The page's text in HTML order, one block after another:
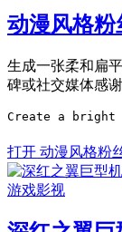
动漫风格粉
生成一张柔和扁
碑或社交媒体感谢
Create a
打开 动漫风格粉
游戏影视